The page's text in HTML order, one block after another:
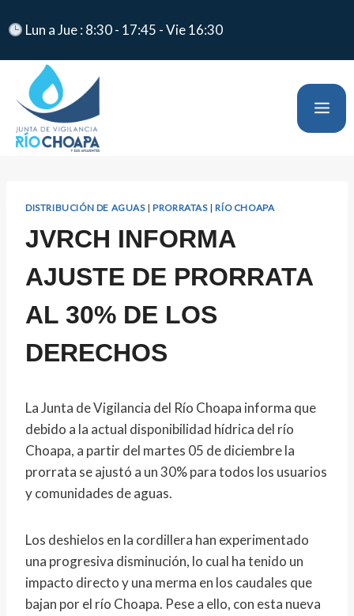
Lun a Jue : 8:30 - 17:45 - Vie 16:30
DISTRIBUCIÓN DE AGUAS|PRORRATAS|RÍO CHOAPA
JVRCH INFORMA
AJUSTE DE PRORRATA
AL 30% DE LOS
DERECHOS
La Junta de Vigilancia del Río Choapa informa que
debido a la actual disponibilidad hídrica del río
Choapa, a partir del martes 05 de diciembre la
prorrata se ajustó a un 30% para todos los usuarios
y comunidades de aguas.
Los deshielos en la cordillera han experimentado
una progresiva disminución, lo cual ha tenido un
impacto directo y una merma en los caudales que
bajan por el río Choapa. Pese a ello, con esta nueva